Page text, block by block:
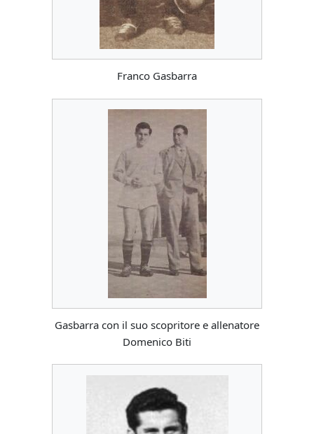
Franco Gasbarra
Gasbarra con il suo scopritore e allenatore
Domenico Biti